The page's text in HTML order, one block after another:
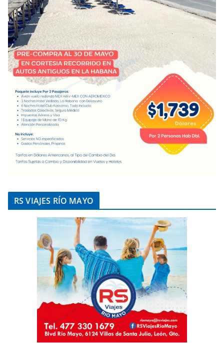
RS VIAJES RÍO MAYO